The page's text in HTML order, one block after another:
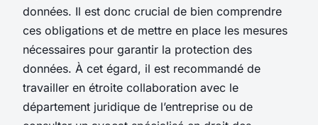
données. Il est donc crucial de bien comprendre
ces obligations et de mettre en place les mesures
nécessaires pour garantir la protection des
données. À cet égard, il est recommandé de
travailler en étroite collaboration avec le
département juridique de l’entreprise ou de